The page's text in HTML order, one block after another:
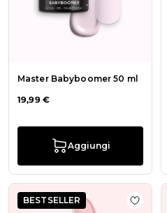
Master Babyboomer 50 ml
19,99 €
Aggiungi
BESTSELLER